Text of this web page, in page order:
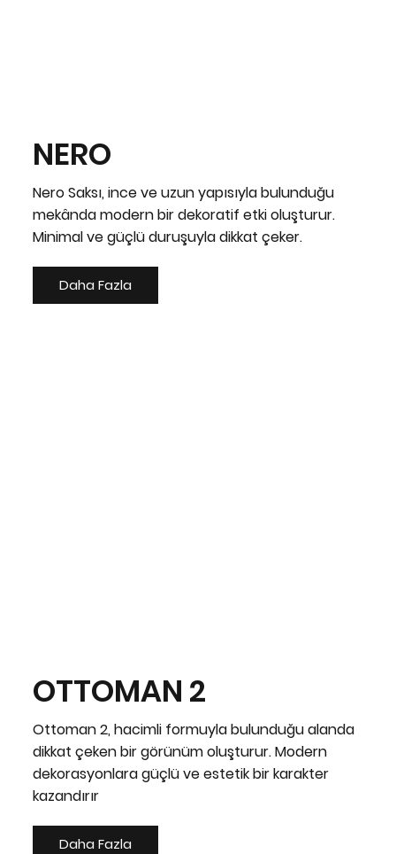
NERO
Nero Saksı, ince ve uzun yapısıyla bulunduğu
mekânda modern bir dekoratif etki oluşturur.
Minimal ve güçlü duruşuyla dikkat çeker.
Daha Fazla
OTTOMAN 2
Ottoman 2, hacimli formuyla bulunduğu alanda
dikkat çeken bir görünüm oluşturur. Modern
dekorasyonlara güçlü ve estetik bir karakter
kazandırır
Daha Fazla